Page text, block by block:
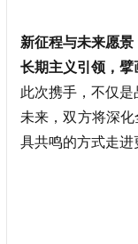
新征程与未来愿景
长期主义引领，擘
此次携手，不仅
未来，双方将深
具共鸣的方式走